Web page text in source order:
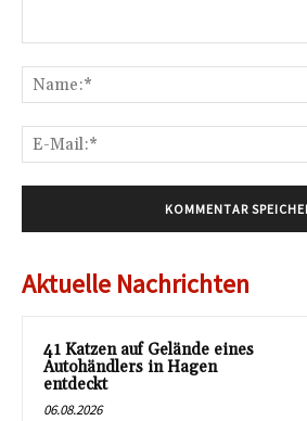
Aktuelle Nachrichten
41 Katzen auf Gelände eines
Autohändlers in Hagen
entdeckt
06.08.2026